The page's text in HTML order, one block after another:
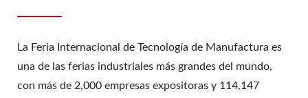
La Feria Internacional de Tecnología de Manufactura es
una de las ferias industriales más grandes del mundo,
con más de 2,000 empresas expositoras y 114,147